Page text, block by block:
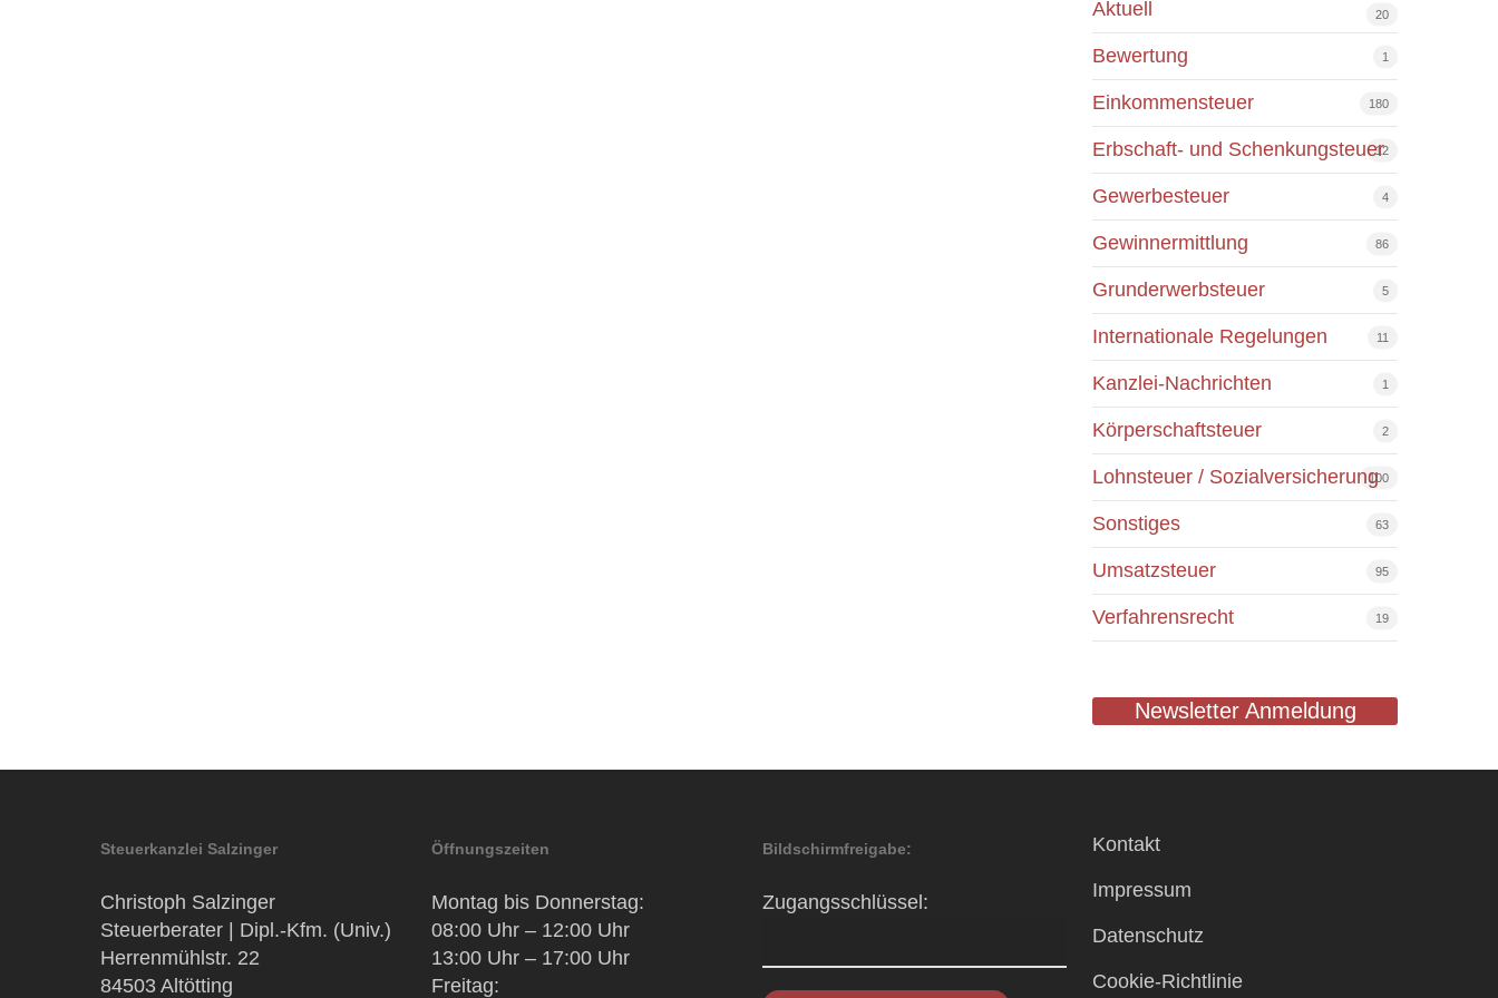
Aktuell 20
Bewertung 1
Einkommensteuer 180
Erbschaft- und Schenkungsteuer
12
Gewerbesteuer 4
Gewinnermittlung 86
Grunderwerbsteuer 5
Internationale Regelungen 11
Kanzlei-Nachrichten 1
Körperschaftsteuer 2
Lohnsteuer / Sozialversicherung100
Sonstiges 63
Umsatzsteuer 95
Verfahrensrecht 19
Newsletter Anmeldung
Steuerkanzlei Salzinger
Christoph Salzinger
Steuerberater | Dipl.-Kfm. (Univ.)
Herrenmühlstr. 22
84503 Altötting
Öffnungszeiten
Montag bis Donnerstag:
08:00 Uhr – 12:00 Uhr
13:00 Uhr – 17:00 Uhr
Freitag:
Bildschirmfreigabe:
Zugangsschlüssel:
Kontakt
Impressum
Datenschutz
Cookie-Richtlinie